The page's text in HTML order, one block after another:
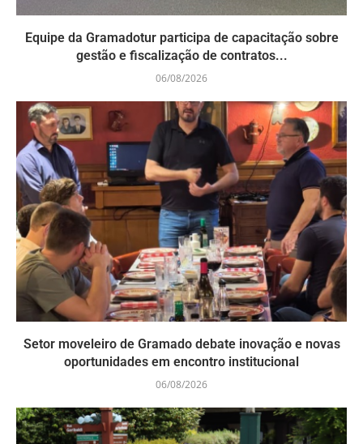
Equipe da Gramadotur participa de capacitação sobre
gestão e fiscalização de contratos...
06/08/2026
Setor moveleiro de Gramado debate inovação e novas
oportunidades em encontro institucional
06/08/2026